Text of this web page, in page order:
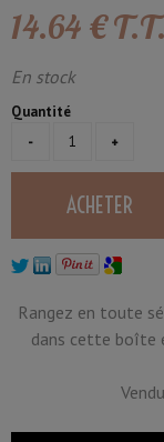
14.64 €
En stock
Quantité
Rangez en toute
dans cette boîte